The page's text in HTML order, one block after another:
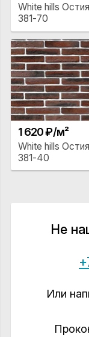
White hills
381-70
1 620 ₽/м²
White hills
381-40
Не
Или